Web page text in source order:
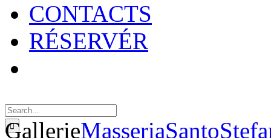
CONTACTS
RÉSERVÉR
for:
Gallerie